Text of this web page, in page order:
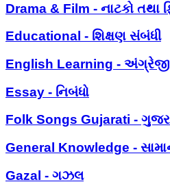
Drama & Film - નાટકો તથા
Educational - શિક્ષણ સંબંધી
English Learning - અંગ્રેજી
Essay - નિબંધો
Folk Songs Gujarati -
General Knowledge -
Gazal - ગઝલ